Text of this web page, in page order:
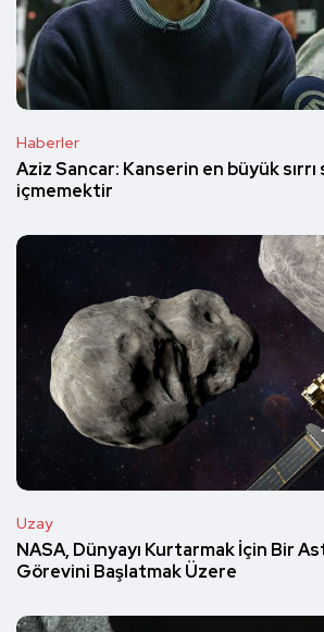
Haberler
Aziz Sancar: Kanserin en büyük sırrı
içmemektir
Uzay
NASA, Dünyayı Kurtarmak İçin Bir
Görevini Başlatmak Üzere